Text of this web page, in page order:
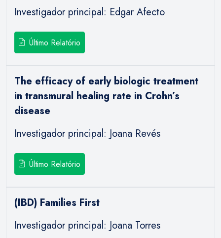
Investigador principal: Edgar Afecto
Último Relatório
The efficacy of early biologic treatment
in transmural healing rate in Crohn’s
disease
Investigador principal: Joana Revés
Último Relatório
(IBD) Families First
Investigador principal: Joana Torres